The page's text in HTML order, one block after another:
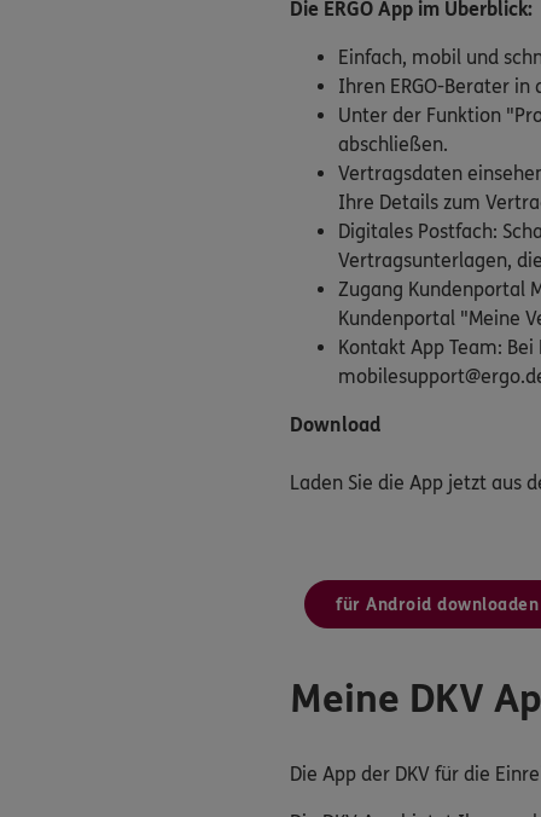
Die ERGO App im Überblick:
Einfach, mobil und
Ihren ERGO-Berater
Unter der Funktion
abschließen.
Vertragsdaten
Ihre Details zum
Digitales Postfach:
Vertragsunterlagen,
Zugang Kundenportal
Kundenportal "Meine
Kontakt App Team:
Download
Laden Sie die App jetzt aus
für Android downloaden
Meine DKV
Die App der DKV für die